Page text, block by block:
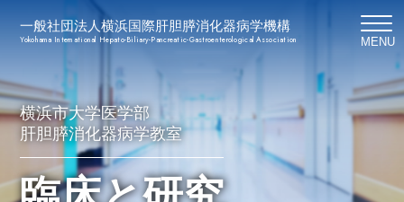
一般社団法人横浜国際肝胆膵消化器病学機構
Yokohama International Hepato-Biliary-Pancreatic-Gastroenterological Association MENU
横浜市大学医学部
肝胆膵消化器病学教室